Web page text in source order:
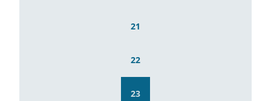
21
22
23